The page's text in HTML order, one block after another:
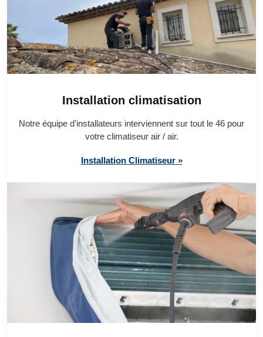
Installation climatisation
Notre équipe d'installateurs interviennent sur tout le 46 pour
votre climatiseur air / air.
Installation Climatiseur »